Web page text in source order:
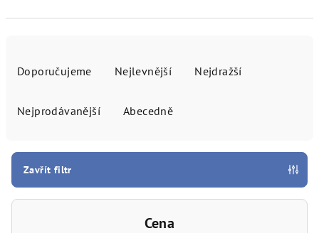
o
Doporučujeme Nejlevnější Nejdražší
Nejprodávanější Abecedně
Zavřít filtr
Cena